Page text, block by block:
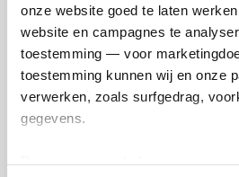
onze website goed te laten
website en campagnes te
toestemming — voor
toestemming kunnen wij en onze
verwerken, zoals surfgedrag,
gegevens.